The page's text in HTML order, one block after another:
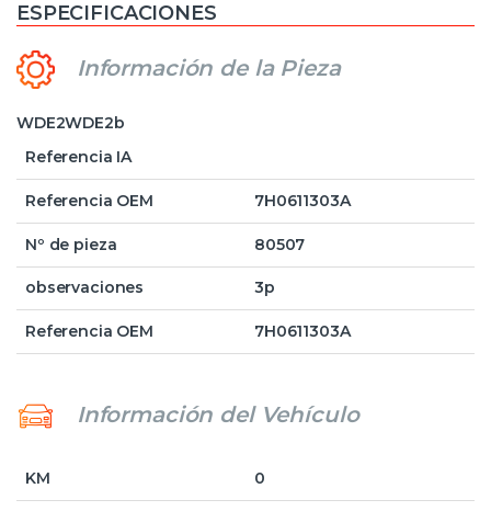
ESPECIFICACIONES
Información de la Pieza
WDE2WDE2b
Referencia IA
Referencia OEM 7H0611303A
Nº de pieza 80507
observaciones 3p
Referencia OEM 7H0611303A
Información del Vehículo
KM 0